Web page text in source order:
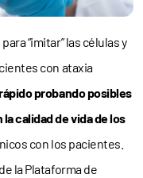
“imitar” las células y
con ataxia
probando posibles
calidad de vida de los
con los pacientes.
la Plataforma de